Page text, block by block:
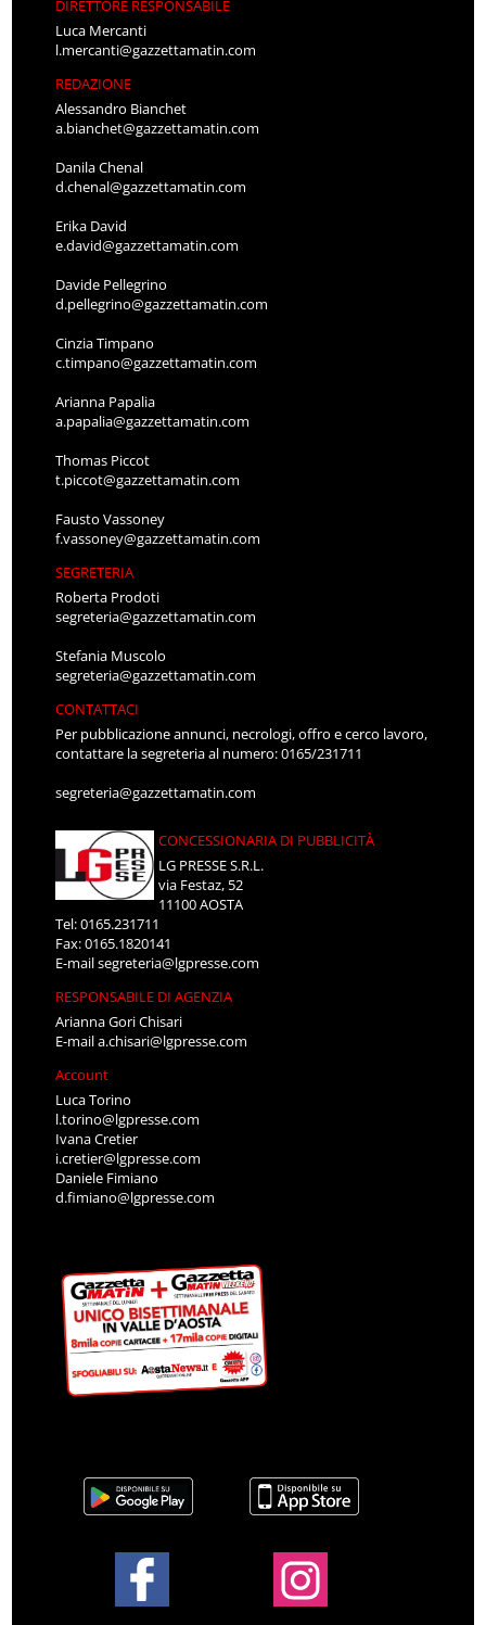
DIRETTORE RESPONSABILE
Luca Mercanti
l.mercanti@gazzettamatin.com
REDAZIONE
Alessandro Bianchet
a.bianchet@gazzettamatin.com
Danila Chenal
d.chenal@gazzettamatin.com
Erika David
e.david@gazzettamatin.com
Davide Pellegrino
d.pellegrino@gazzettamatin.com
Cinzia Timpano
c.timpano@gazzettamatin.com
Arianna Papalia
a.papalia@gazzettamatin.com
Thomas Piccot
t.piccot@gazzettamatin.com
Fausto Vassoney
f.vassoney@gazzettamatin.com
SEGRETERIA
Roberta Prodoti
segreteria@gazzettamatin.com
Stefania Muscolo
segreteria@gazzettamatin.com
CONTATTACI
Per pubblicazione annunci, necrologi, offro e cerco lavoro,
contattare la segreteria al numero: 0165/231711
segreteria@gazzettamatin.com
CONCESSIONARIA DI PUBBLICITÀ
LG PRESSE S.R.L.
via Festaz, 52
11100 AOSTA
Tel: 0165.231711
Fax: 0165.1820141
E-mailsegreteria@lgpresse.com
RESPONSABILE DI AGENZIA
Arianna Gori Chisari
E-maila.chisari@lgpresse.com
Account
Luca Torino
l.torino@lgpresse.com
Ivana Cretier
i.cretier@lgpresse.com
Daniele Fimiano
d.fimiano@lgpresse.com